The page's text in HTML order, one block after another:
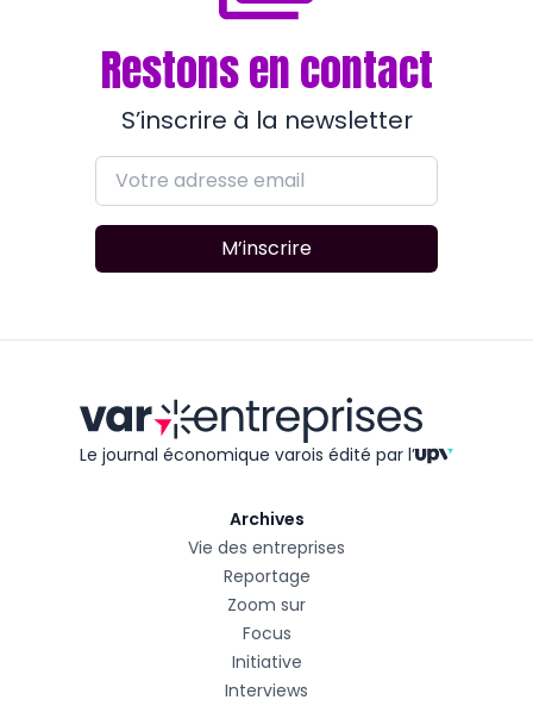
Restons en contact
S’inscrire à la newsletter
M’inscrire
Le journal économique varois édité par l’
Archives
Vie des entreprises
Reportage
Zoom sur
Focus
Initiative
Interviews